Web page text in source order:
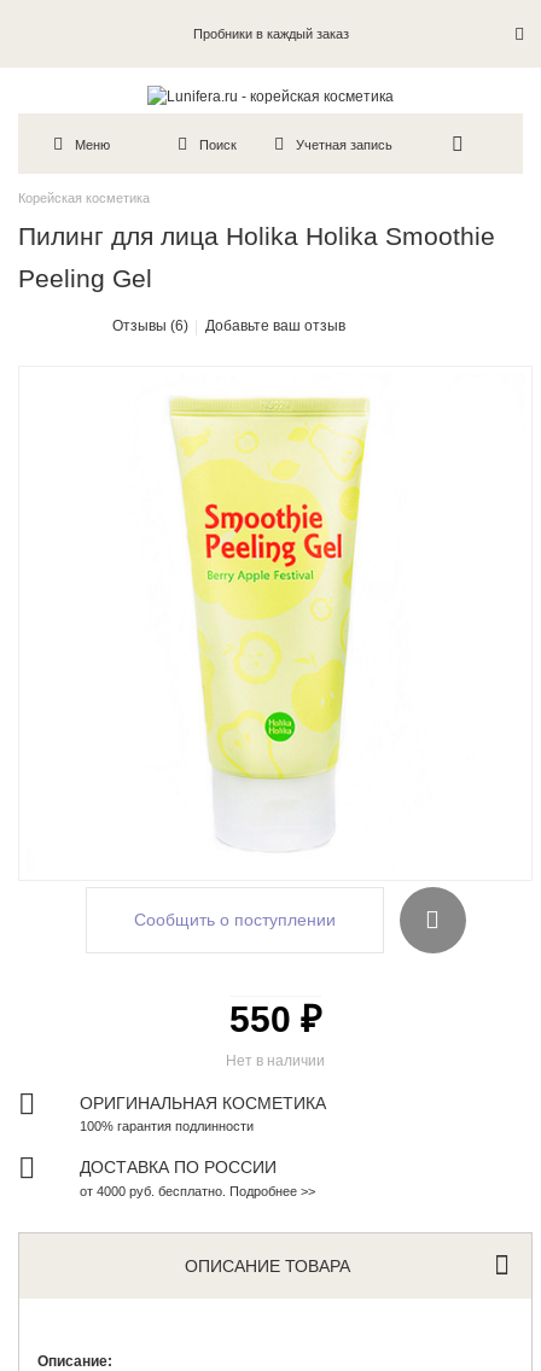
Пробники в каждый заказ
Меню Поиск Учетная запись
Корейская косметика
Пилинг для лица Holika Holika Smoothie
Peeling Gel
Отзывы (6) Добавьте ваш отзыв
Сообщить о поступлении
Нет в наличии
550 ₽
ОРИГИНАЛЬНАЯ КОСМЕТИКА
100% гарантия подлинности
ДОСТАВКА ПО РОССИИ
от 4000 руб. бесплатно. Подробнее >>
ОПИСАНИЕ ТОВАРА
Описание: